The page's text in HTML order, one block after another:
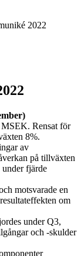
2022
Rensat för
8%.
av
på tillväxten
fjärde
motsvarade en
om
under Q3,
och -skulder